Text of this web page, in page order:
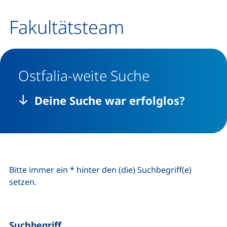
Fakultätsteam
Ostfalia-weite Suche
Deine Suche war erfolglos?
Bitte immer ein * hinter den (die) Suchbegriff(e)
setzen.